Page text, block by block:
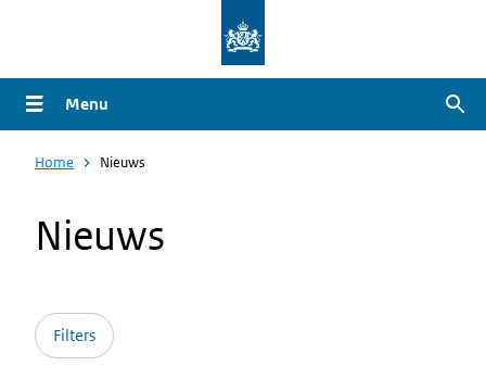
naar
de
gaan
Menu
Home Nieuws
Nieuws
Filters